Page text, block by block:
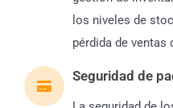
los niveles de
pérdida de
Seguridad de